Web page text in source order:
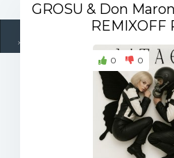
Жанри
GROSU & Don Maron
REMIXOFF
0 0